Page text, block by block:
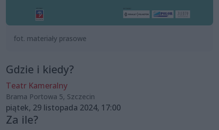
fot. materiały prasowe
Gdzie i kiedy?
Teatr Kameralny
Brama Portowa 5, Szczecin
piątek, 29 listopada 2024, 17:00
Za ile?